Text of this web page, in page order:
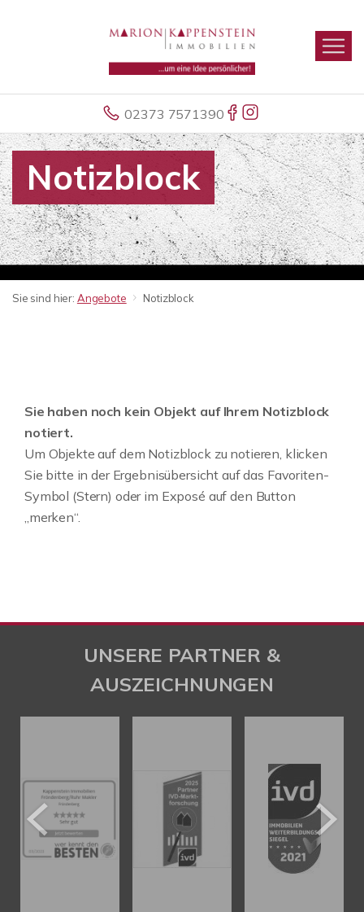
02373 7571390
Notizblock
Sie sind hier: Angebote Notizblock
Sie haben noch kein Objekt auf Ihrem Notizblock
notiert.
Um Objekte auf dem Notizblock zu notieren, klicken
Sie bitte in der Ergebnisübersicht auf das Favoriten-
Symbol (Stern) oder im Exposé auf den Button
„merken“.
UNSERE PARTNER &
AUSZEICHNUNGEN